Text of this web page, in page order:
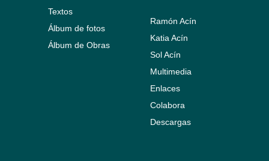
Textos
Álbum de fotos
Álbum de Obras
Ramón Acín
Katia Acín
Sol Acín
Multimedia
Enlaces
Colabora
Descargas